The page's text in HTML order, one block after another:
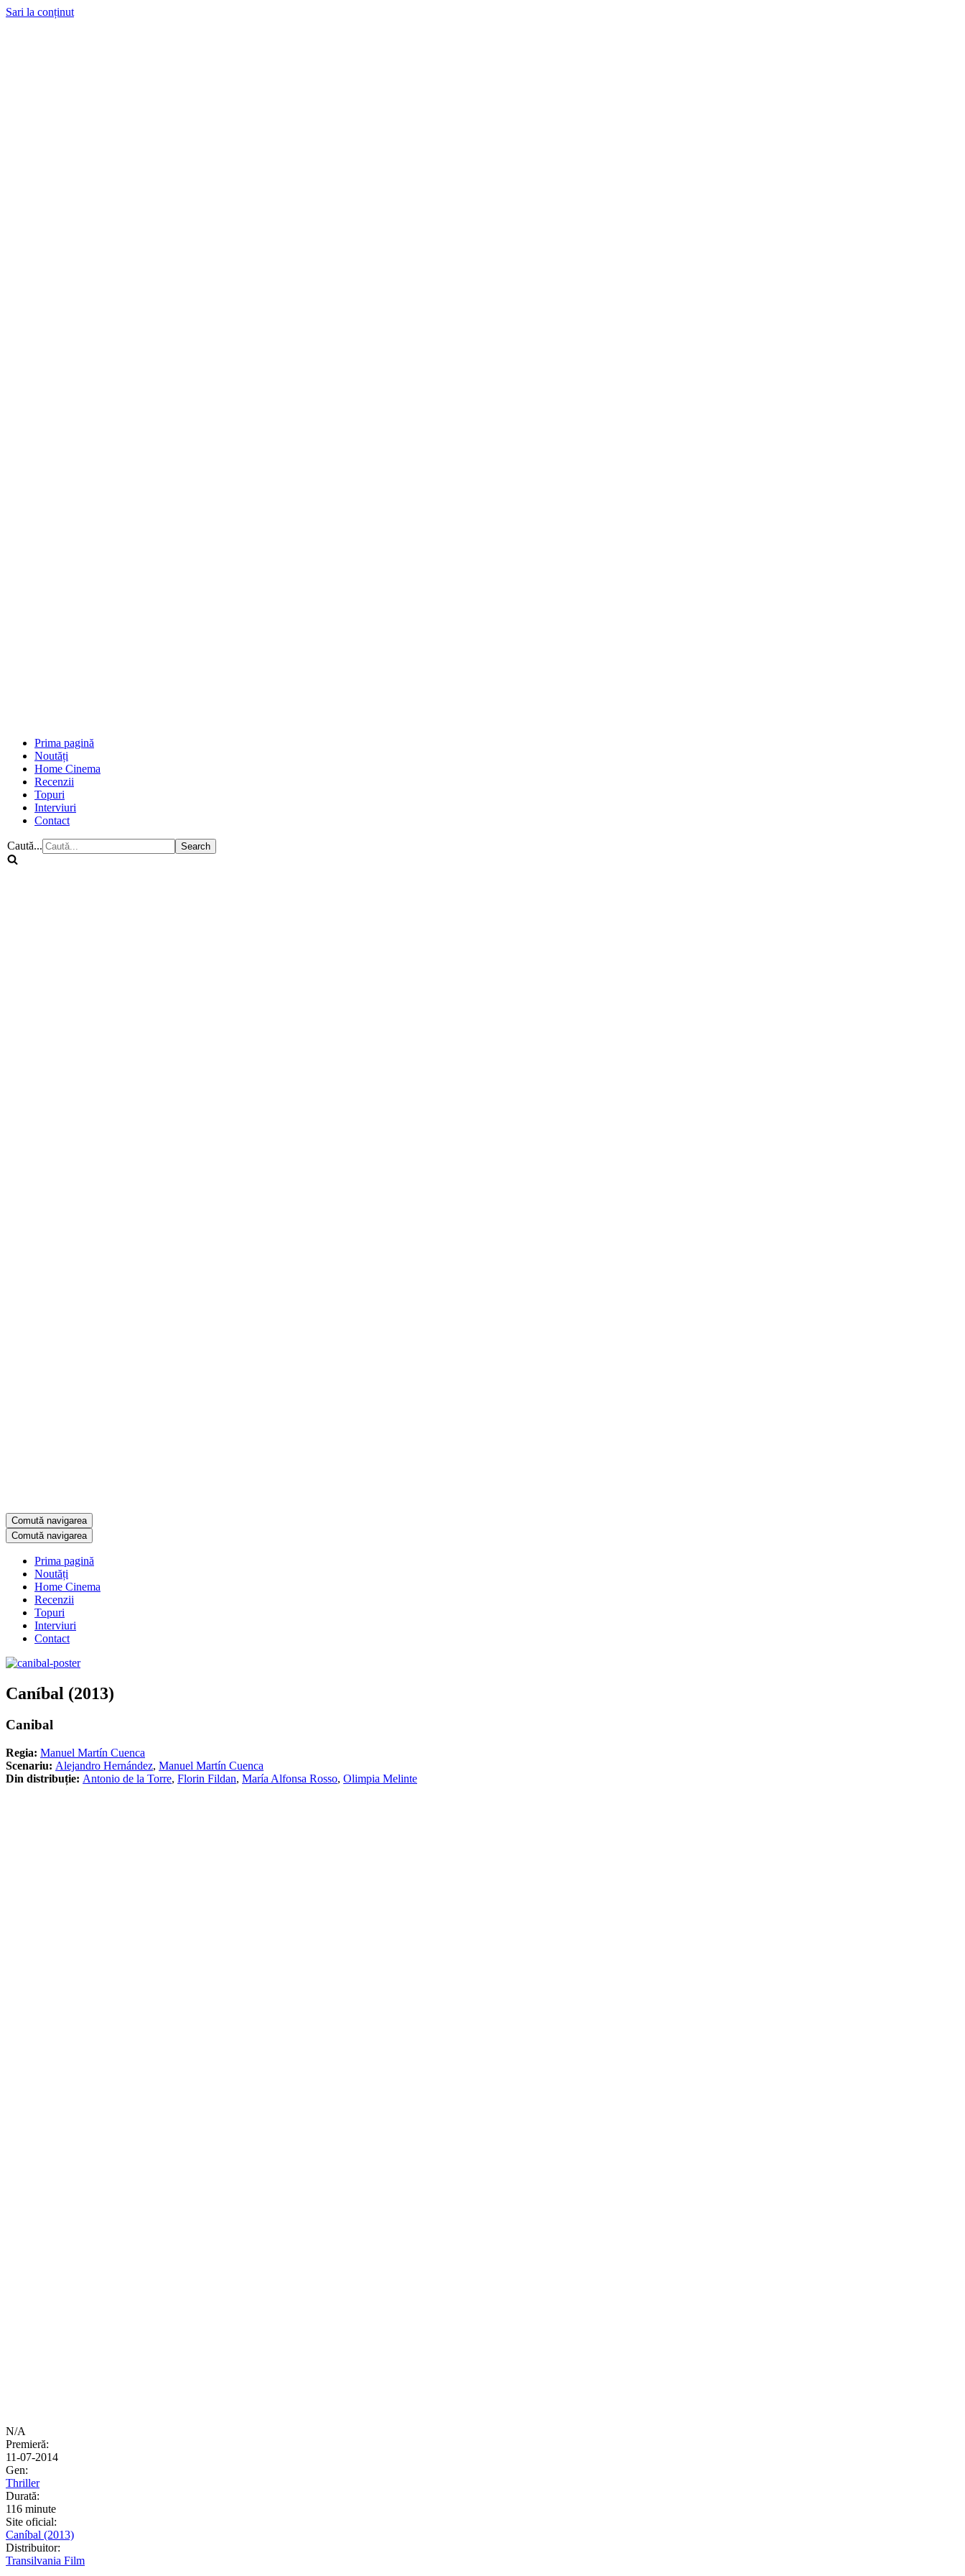
Sari la conținut
Prima pagină
Noutăți
Home Cinema
Recenzii
Topuri
Interviuri
Contact
Caută...
Comută navigarea
Comută navigarea
Prima pagină
Noutăți
Home Cinema
Recenzii
Topuri
Interviuri
Contact
Caníbal (2013)
Canibal
Regia: Manuel Martín Cuenca
Scenariu: Alejandro Hernández, Manuel Martín Cuenca
Din distribuție: Antonio de la Torre, Florin Fildan, María Alfonsa Rosso, Olimpia Melinte
N/A
Premieră:
11-07-2014
Gen:
Thriller
Durată:
116 minute
Site oficial:
Caníbal (2013)
Distribuitor:
Transilvania Film